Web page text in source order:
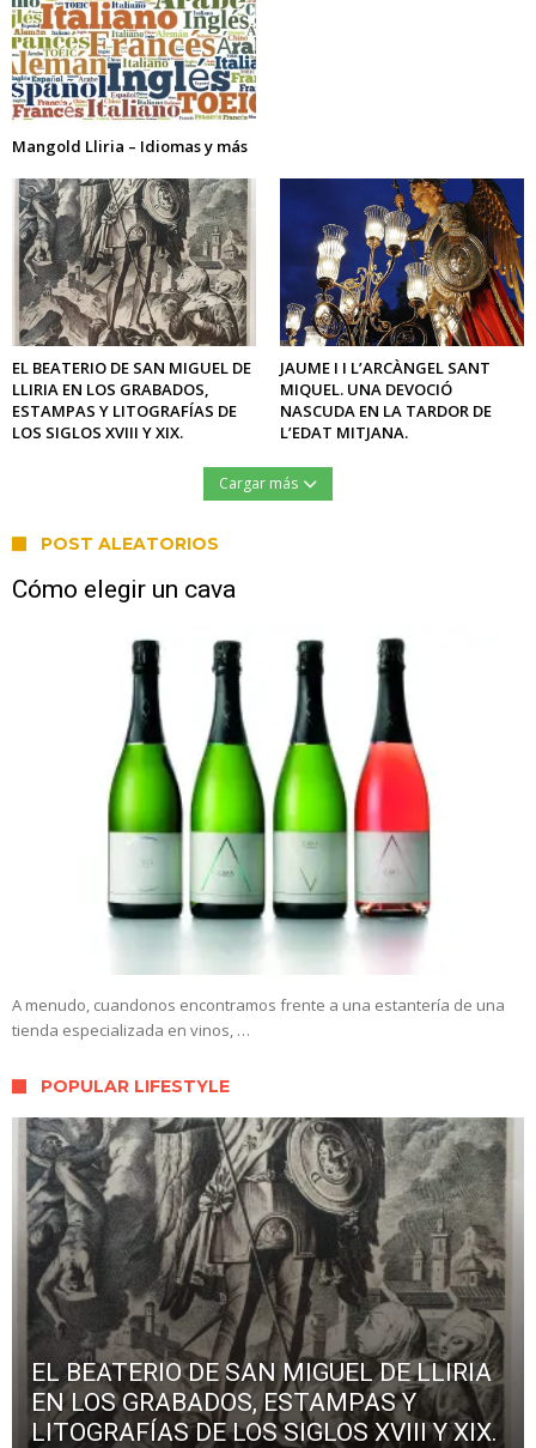
Mangold Lliria – Idiomas y más
EL BEATERIO DE SAN MIGUEL DE
LLIRIA EN LOS GRABADOS,
ESTAMPAS Y LITOGRAFÍAS DE
LOS SIGLOS XVIII Y XIX.
JAUME I I L’ARCÀNGEL SANT
MIQUEL. UNA DEVOCIÓ
NASCUDA EN LA TARDOR DE
L’EDAT MITJANA.
Cargar más
POST ALEATORIOS
Cómo elegir un cava
A menudo, cuandonos encontramos frente a una estantería de una
tienda especializada en vinos, …
POPULAR LIFESTYLE
EL BEATERIO DE SAN MIGUEL DE LLIRIA
EN LOS GRABADOS, ESTAMPAS Y
LITOGRAFÍAS DE LOS SIGLOS XVIII Y XIX.